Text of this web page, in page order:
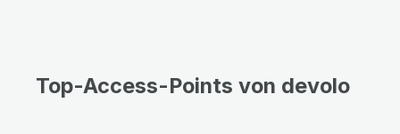
Top-Access-Points von devolo